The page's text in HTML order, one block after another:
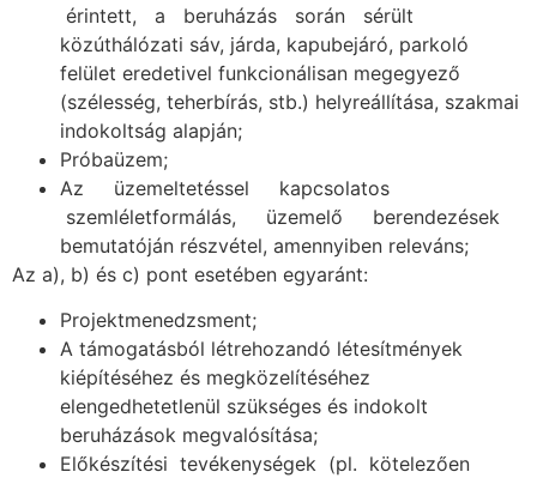
érintett, a beruházás során sérült
közúthálózati sáv, járda, kapubejáró, parkoló
felület eredetivel funkcionálisan megegyező
(szélesség, teherbírás, stb.) helyreállítása, szakmai
indokoltság alapján;
Próbaüzem;
Az üzemeltetéssel kapcsolatos
szemléletformálás, üzemelő berendezések
bemutatóján részvétel, amennyiben releváns;
Az a), b) és c) pont esetében egyaránt:
Projektmenedzsment;
A támogatásból létrehozandó létesítmények
kiépítéséhez és megközelítéséhez
elengedhetetlenül szükséges és indokolt
beruházások megvalósítása;
Előkészítési tevékenységek (pl. kötelezően